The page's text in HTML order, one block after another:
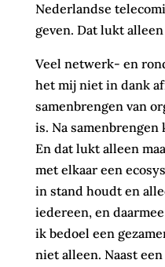
Nederlandse
geven. Dat lukt
Veel netwerk- en
het mij niet in dank
samenbrengen van
is. Na
En dat lukt alleen
met elkaar een
in stand houdt en
iedereen, en
ik bedoel een
niet alleen. Naast